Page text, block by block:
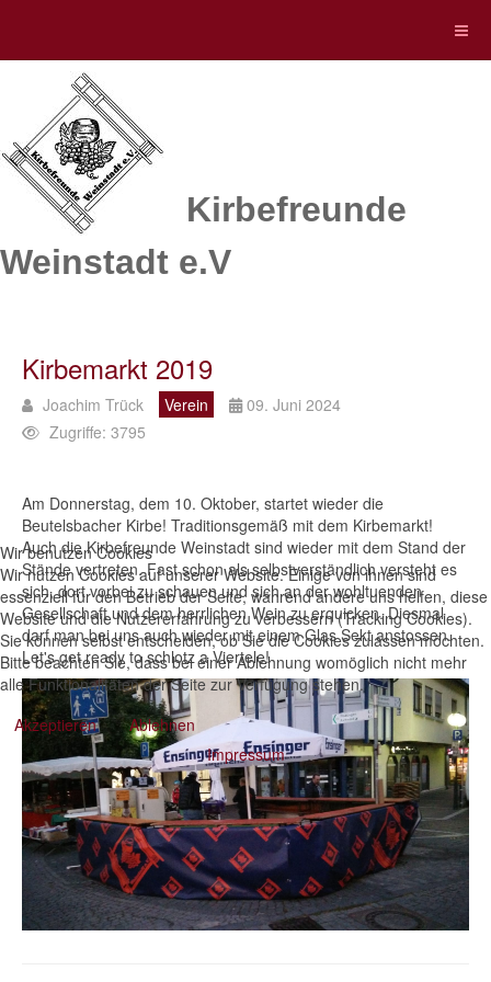
Kirbefreunde
Weinstadt e.V
Kirbemarkt 2019
Joachim Trück Verein
09. Juni 2024
Zugriffe: 3795
Am Donnerstag, dem 10. Oktober, startet wieder die
Beutelsbacher Kirbe! Traditionsgemäß mit dem Kirbemarkt!
Auch die Kirbefreunde Weinstadt sind wieder mit dem Stand der
Stände vertreten. Fast schon als selbstverständlich versteht es
sich, dort vorbei zu schauen und sich an der wohltuenden
Gesellschaft und dem herrlichen Wein zu erquicken. Diesmal
darf man bei uns auch wieder mit einem Glas Sekt anstossen.
Let's get ready to schlotz a Viertele!
Wir benutzen Cookies
Wir nutzen Cookies auf unserer Website. Einige von ihnen sind
essenziell für den Betrieb der Seite, während andere uns helfen, diese
Website und die Nutzererfahrung zu verbessern (Tracking Cookies).
Sie können selbst entscheiden, ob Sie die Cookies zulassen möchten.
Bitte beachten Sie, dass bei einer Ablehnung womöglich nicht mehr
alle Funktionalitäten der Seite zur Verfügung stehen.
Akzeptieren
Ablehnen
Impressum